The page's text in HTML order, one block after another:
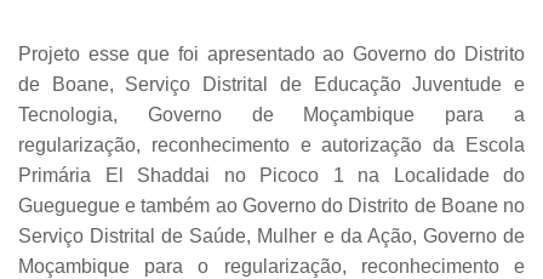
Projeto esse que foi apresentado ao Governo do Distrito
de Boane, Serviço Distrital de Educação Juventude e
Tecnologia, Governo de Moçambique para a
regularização, reconhecimento e autorização da Escola
Primária El Shaddai no Picoco 1 na Localidade do
Gueguegue e também ao Governo do Distrito de Boane no
Serviço Distrital de Saúde, Mulher e da Ação, Governo de
Moçambique para o regularização, reconhecimento e